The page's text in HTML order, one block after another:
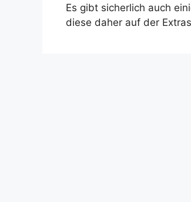
Es gibt sicherlich auch
diese daher auf der